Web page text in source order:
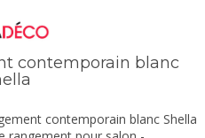
contemporain blanc
contemporain blanc Shella